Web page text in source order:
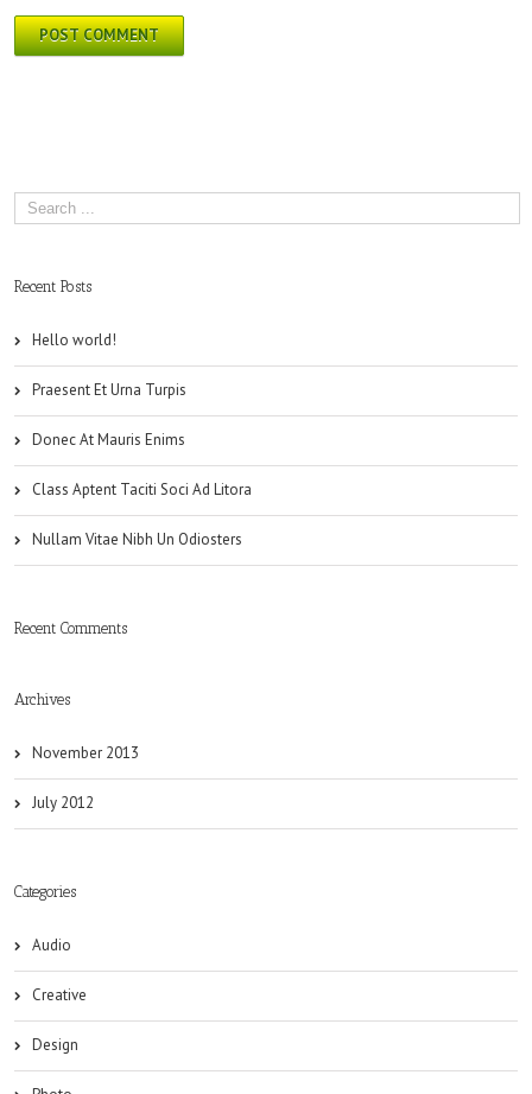
Recent Posts
Hello world!
Praesent Et Urna Turpis
Donec At Mauris Enims
Class Aptent Taciti Soci Ad Litora
Nullam Vitae Nibh Un Odiosters
Recent Comments
Archives
November 2013
July 2012
Categories
Audio
Creative
Design